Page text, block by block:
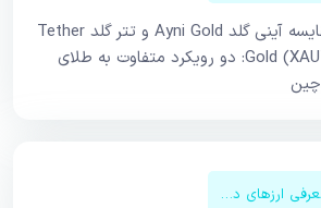
مقایسه آینی گلد Ayni Gold و تتر گلد Tether
Gold (XAUT): دو رویکرد متفاوت به طلای
معرفی ارزهای دیجیتال